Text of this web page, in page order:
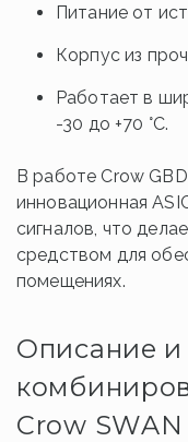
Питание от
Корпус из
Работает в
-30 до +70 °C.
В работе Crow
инновационная
сигналов, что
средством для
помещениях.
Описание
Crow SWAN